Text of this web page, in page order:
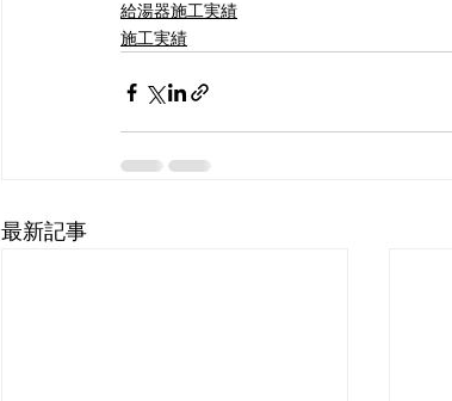
給湯器施工実績
施工実績
最新記事